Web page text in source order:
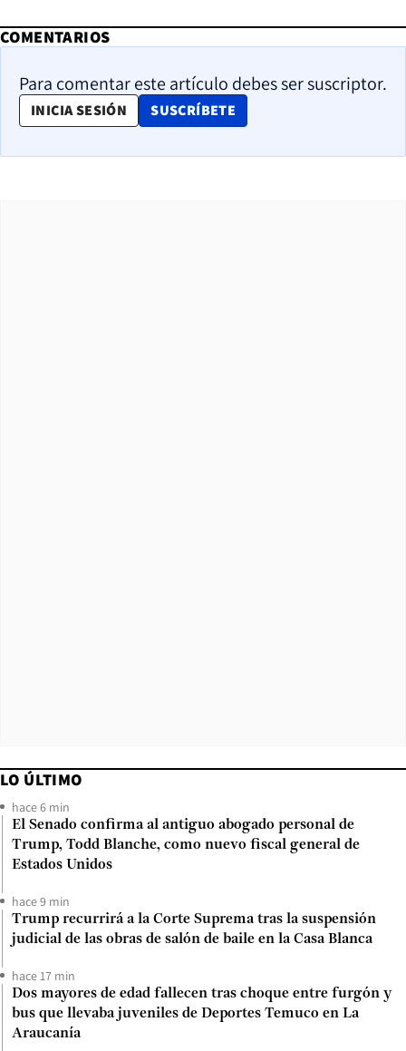
COMENTARIOS
Para comentar este artículo debes ser suscriptor.
INICIA SESIÓN SUSCRÍBETE
OPENS IN NEW WINDOW
LO ÚLTIMO
hace 6 min
El Senado confirma al antiguo abogado personal de
Trump, Todd Blanche, como nuevo fiscal general de
Estados Unidos
hace 9 min
Trump recurrirá a la Corte Suprema tras la suspensión
judicial de las obras de salón de baile en la Casa Blanca
hace 17 min
Dos mayores de edad fallecen tras choque entre furgón y
bus que llevaba juveniles de Deportes Temuco en La
Araucanía